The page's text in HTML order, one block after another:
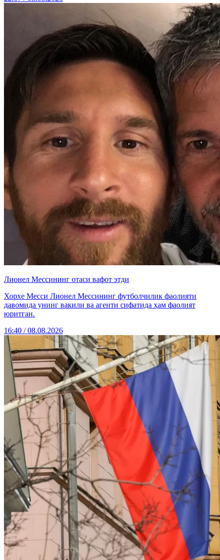
Лионел Мессининг отаси вафот этди
Хорхе Месси Лионел Мессининг футболчилик фаолияти
давомида унинг вакили ва агенти сифатида ҳам фаолият
юритган.
16:40 / 08.08.2026